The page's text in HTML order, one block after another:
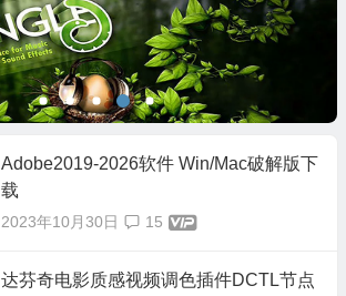
Adobe2019-2026软件 Win/Mac破解版下
载
2023年10月30日 15
达芬奇电影质感视频调色插件DCTL节点